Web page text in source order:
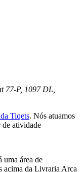
77-P, 1097 DL,
Tiqets. Nós atuamos
de atividade
uma área de
acima da Livraria Arca